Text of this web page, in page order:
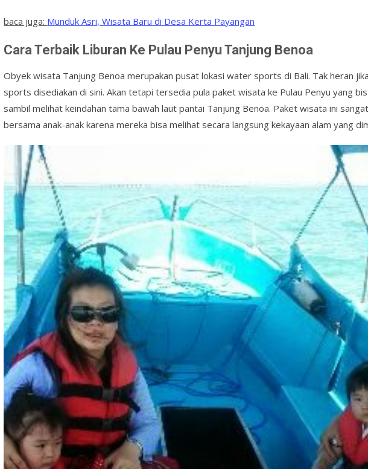
baca juga: Munduk Asri, Wisata Baru di Desa Kerta Payangan
Cara Terbaik Liburan Ke Pulau Penyu Tanjung Benoa
Obyek wisata Tanjung Benoa merupakan pusat lokasi water sports di Bali. Tak heran
sports disediakan di sini. Akan tetapi tersedia pula paket wisata ke Pulau Penyu yang
sambil melihat keindahan tama bawah laut pantai Tanjung Benoa. Paket wisata ini
bersama anak-anak karena mereka bisa melihat secara langsung kekayaan alam yang